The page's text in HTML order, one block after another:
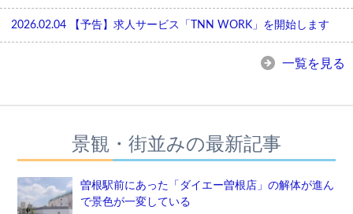
2026.02.04 【予告】求人サービス「TNN WORK」を開始します
一覧を見る
景観・街並みの最新記事
曽根駅前にあった「ダイエー曽根店」の解体が進ん
で景色が一変している